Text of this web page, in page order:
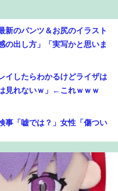
新のパンツ＆お尻のイラスト
の出し方」「実写かと思いま
イしたらわかるけどライザは
見れないｗ」←これｗｗｗ
事「嘘では？」女性「傷つい
前がダサすぎるｗｗｗｗ ：
クトップがはち切れそうなくら